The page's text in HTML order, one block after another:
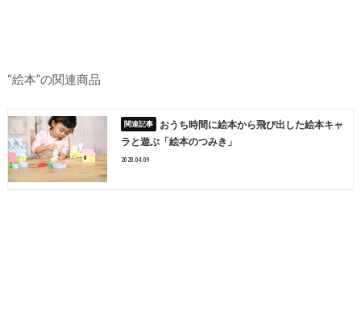
“絵本”の関連商品
おうち時間に絵本から飛び出した絵本キャ
ラと遊ぶ「絵本のつみき」
2020.04.09